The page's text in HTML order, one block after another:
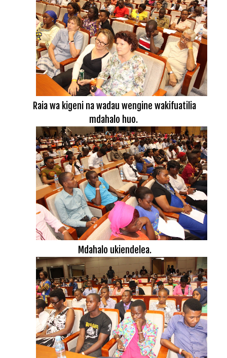
Raia wa kigeni na wadau wengine wakifuatilia
mdahalo huo.
Mdahalo ukiendelea.